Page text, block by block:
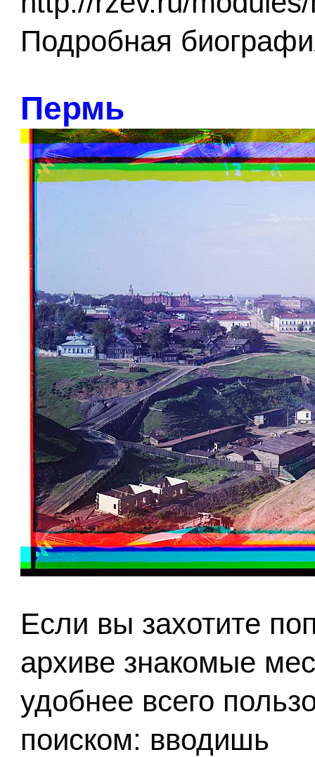
Подробная
Пермь
Если вы захотите
архиве знакомые
удобнее всего
поиском: вводишь